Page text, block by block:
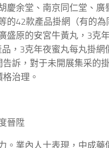
慶余堂、南京同仁堂、廣
的42款產品掛網（有的
盛原的安宮牛黃丸，3克
，3克年夜蜜丸每丸掛網
訴，對于未開展集采的
治理。
晉陞
業內人士表現，中成藥